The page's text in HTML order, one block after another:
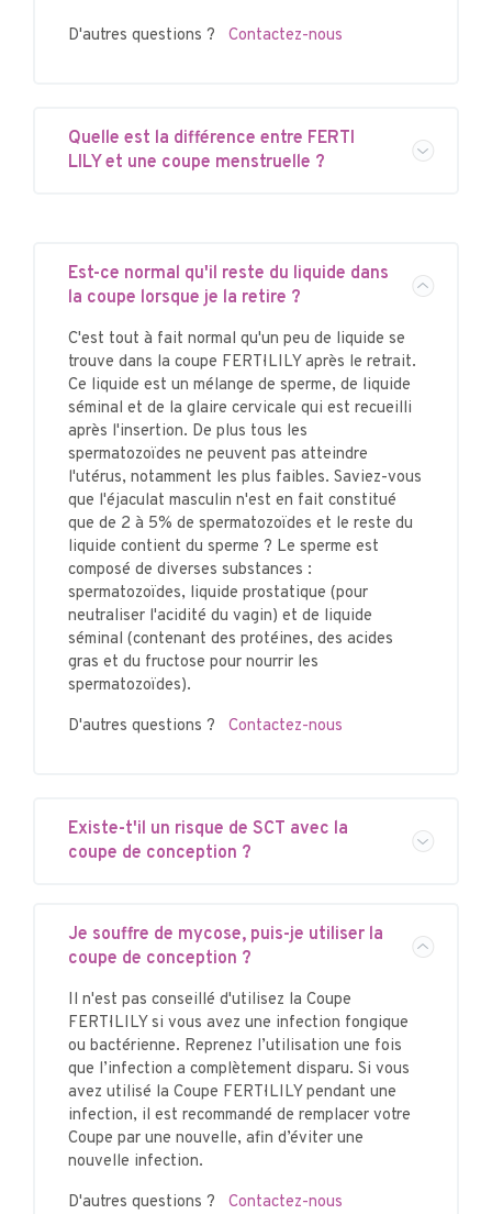
D'autres questions ? Contactez-nous
Quelle est la différence entre FERTI
LILY et une coupe menstruelle ?
Est-ce normal qu'il reste du liquide dans
la coupe lorsque je la retire ?
C'est tout à fait normal qu'un peu de liquide se
trouve dans la coupe FERTI·LILY après le retrait.
Ce liquide est un mélange de sperme, de liquide
séminal et de la glaire cervicale qui est recueilli
après l'insertion. De plus tous les
spermatozoïdes ne peuvent pas atteindre
l'utérus, notamment les plus faibles. Saviez-vous
que l'éjaculat masculin n'est en fait constitué
que de 2 à 5% de spermatozoïdes et le reste du
liquide contient du sperme ? Le sperme est
composé de diverses substances :
spermatozoïdes, liquide prostatique (pour
neutraliser l'acidité du vagin) et de liquide
séminal (contenant des protéines, des acides
gras et du fructose pour nourrir les
spermatozoïdes).
D'autres questions ? Contactez-nous
Existe-t'il un risque de SCT avec la
coupe de conception ?
Je souffre de mycose, puis-je utiliser la
coupe de conception ?
Il n'est pas conseillé d'utilisez la Coupe
FERTI·LILY si vous avez une infection fongique
ou bactérienne. Reprenez l’utilisation une fois
que l’infection a complètement disparu. Si vous
avez utilisé la Coupe FERTI·LILY pendant une
infection, il est recommandé de remplacer votre
Coupe par une nouvelle, afin d’éviter une
nouvelle infection.
D'autres questions ? Contactez-nous